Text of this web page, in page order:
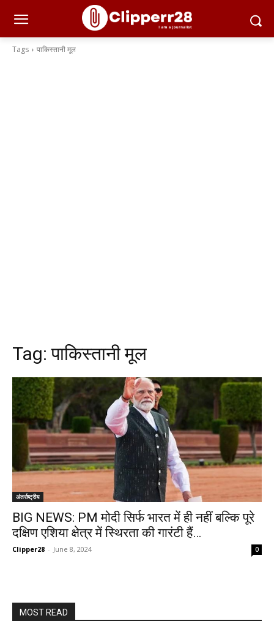
Tags पाकिस्तानी मूल
Tag:पाकिस्तानी मूल
अंतर्राष्ट्रीय
BIG NEWS: PM मोदी सिर्फ भारत में ही नहीं बल्कि पूरे
दक्षिण एशिया क्षेत्र में स्थिरता की गारंटी हैं…
Clipper28 - June 8, 2024 0
MOST READ